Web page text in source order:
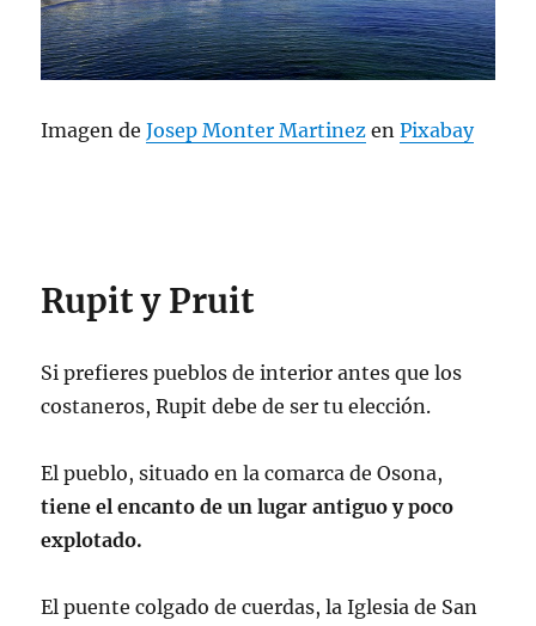
Imagen deJosep Monter Martinez enPixabay
Rupit y Pruit
Si prefieres pueblos de interior antes que los
costaneros, Rupit debe de ser tu elección.
El pueblo, situado en la comarca de Osona,
tiene el encanto de un lugar antiguo y poco
explotado.
El puente colgado de cuerdas, la Iglesia de San